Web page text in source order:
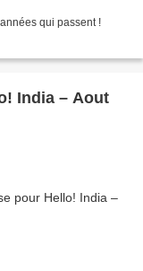
qui passent !
India – Aout